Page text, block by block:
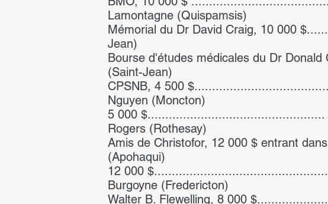
Lamontagne (Quispamsis)
Mémorial du Dr David Craig, 10 000
Jean)
Bourse d'études médicales du Dr
(Saint-Jean)
CPSNB, 4 500
Nguyen (Moncton)
5 000
Rogers (Rothesay)
Amis de Christofor, 12 000 $ entrant
(Apohaqui)
12 000
Burgoyne (Fredericton)
Walter B. Flewelling, 8 000